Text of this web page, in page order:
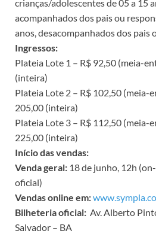
crianças/adolescentes de 05 a 15
acompanhados dos pais ou
anos, desacompanhados dos pais
Ingressos:
Plateia Lote 1 – R$ 92,50 (meia-
(inteira)
Plateia Lote 2 – R$ 102,50 (meia-
205,00 (inteira)
Plateia Lote 3 – R$ 112,50 (meia-
225,00 (inteira)
Início das vendas:
Venda geral: 18 de junho, 12h
oficial)
Vendas online em:
Bilheteria oficial: Av. Alberto
Salvador – BA